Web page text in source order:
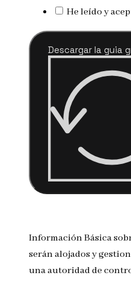
He leído y
Descargar la guia
Información Básica
serán alojados y
una autoridad de